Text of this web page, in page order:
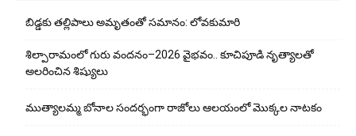
బిడ్డ‌కు త‌ల్లిపాలు అమృతంతో స‌మానం: లోవ‌కుమారి
శిల్పారామంలో గురు వందనం–2026 వైభవం.. కూచిపూడి నృత్యాలతో
అలరించిన శిష్యులు
ముత్యాలమ్మ బోనాల సందర్భంగా రాజోలు ఆలయంలో మొక్కల నాటకం